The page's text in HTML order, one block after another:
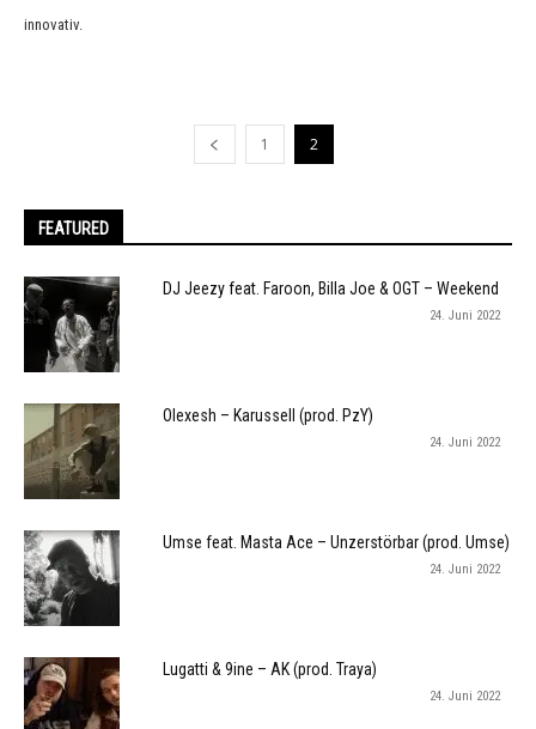
innovativ.
1 2
FEATURED
DJ Jeezy feat. Faroon, Billa Joe & OGT – Weekend
24. Juni 2022
Olexesh – Karussell (prod. PzY)
24. Juni 2022
Umse feat. Masta Ace – Unzerstörbar (prod. Umse)
24. Juni 2022
Lugatti & 9ine – AK (prod. Traya)
24. Juni 2022